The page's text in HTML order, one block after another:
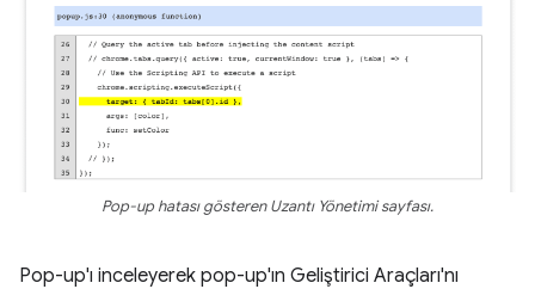
Pop-up hatası gösteren Uzantı Yönetimi sayfası.
Pop-up'ı inceleyerek pop-up'ın Geliştirici Araçları'nı